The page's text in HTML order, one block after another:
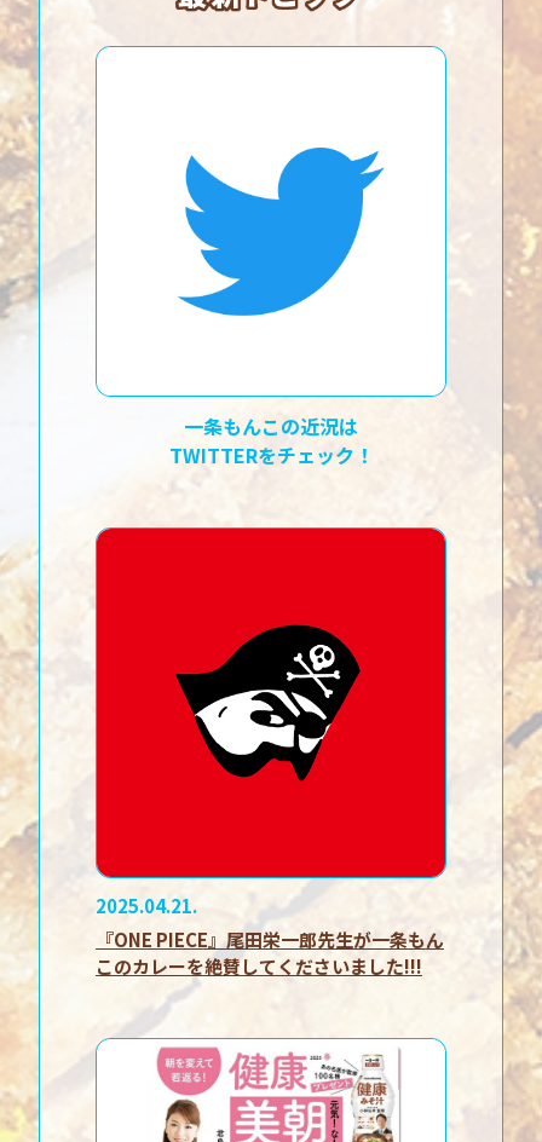
一条もんこの近況は
TWITTERをチェック！
2025.04.21.
『ONE PIECE』尾田栄一郎先生が一条もん
このカレーを絶賛してくださいました!!!